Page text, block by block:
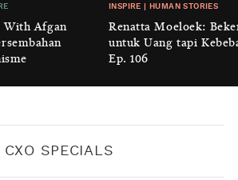
GENERAL KNOWLEDGE
Luruhnya Daun Terakhir: Kala
'Benteng Alam' yang Tak Lagi Bisa
Melindungi
BYKONTRIBUTOR CXO MEDIA
With Afgan
INSPIRE HUMAN STORIES
Renatta Moeloek:
untuk Uang tapi
Ep. 106
CXO SPECIALS